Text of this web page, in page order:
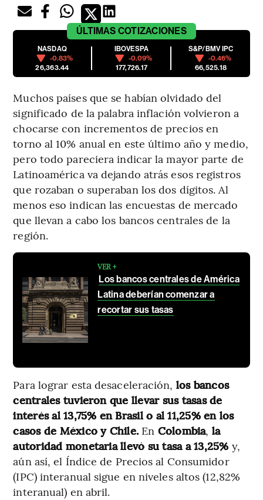
ÚLTIMAS COTIZACIONES
NASDAQ
-0.83%
26,363.44
IBOVESPA
-0.09%
177,726.17
S&P/BMV IPC
-0.46%
66,525.18
Muchos países que se habían olvidado del
significado de la palabra inflación volvieron a
chocarse con incrementos de precios en
torno al 10% anual en este último año y medio,
pero todo pareciera indicar la mayor parte de
Latinoamérica va dejando atrás esos registros
que rozaban o superaban los dos dígitos. Al
menos eso indican las encuestas de mercado
que llevan a cabo los bancos centrales de la
región.
VER +
Los bancos centrales de América
Latina deberían comenzar a
recortar sus tasas
Para lograr esta desaceleración, los bancos
centrales tuvieron que llevar sus tasas de
interés al 13,75% en Brasil o al 11,25% en los
casos de México y Chile. En Colombia, la
autoridad monetaria llevó su tasa a 13,25% y,
aún así, el Índice de Precios al Consumidor
(IPC) interanual sigue en niveles altos (12,82%
interanual) en abril.